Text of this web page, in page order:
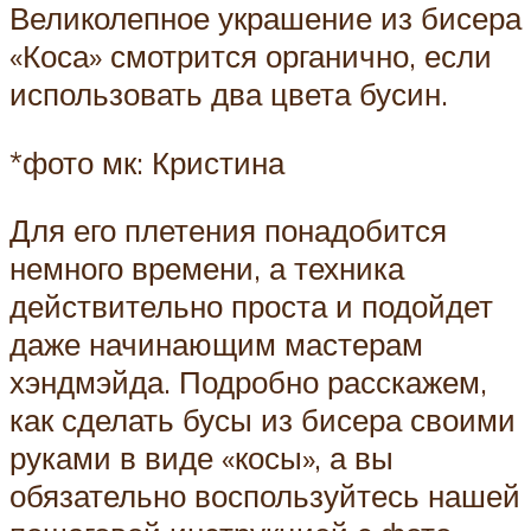
Великолепное украшение из бисера
«Коса» смотрится органично, если
использовать два цвета бусин.
*фото мк: Кристина
Для его плетения понадобится
немного времени, а техника
действительно проста и подойдет
даже начинающим мастерам
хэндмэйда. Подробно расскажем,
как сделать бусы из бисера своими
руками в виде «косы», а вы
обязательно воспользуйтесь нашей